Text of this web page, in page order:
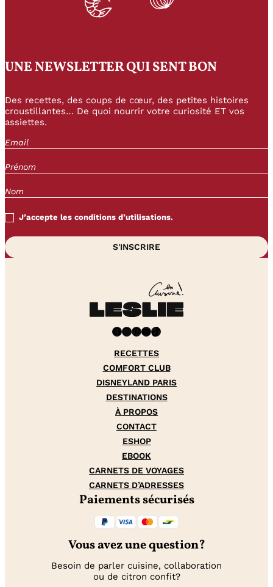
UNE NEWSLETTER QUI SENT BON
Des recettes, des coups de cœur, des petites histoires
croustillantes… De quoi nourrir votre curiosité ET vos
assiettes.
J’accepte les conditions d’utilisations.
Facebook InstagramPinterest YouTube TikTok
RECETTES
COMFORT CLUB
DISNEYLAND PARIS
DESTINATIONS
À PROPOS
CONTACT
ESHOP
EBOOK
CARNETS DE VOYAGES
CARNETS D’ADRESSES
Paiements sécurisés
Vous avez une question?
Besoin de parler cuisine, collaboration
ou de citron confit?